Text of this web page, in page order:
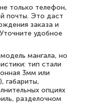
только телефон,
почты. Это даст
заказа и
удобное
мангала, но
тип стали
3мм или
габариты,
опциях
разделочном